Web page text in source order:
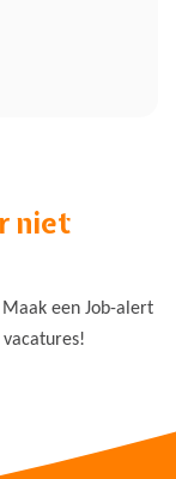
niet
een Job-alert